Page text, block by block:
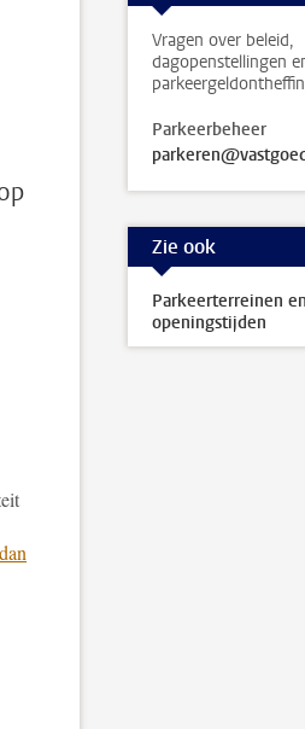
Vragen over beleid,
dagopenstellingen
Parkeerbeheer
Zie ook
Parkeerterreinen en
openingstijden